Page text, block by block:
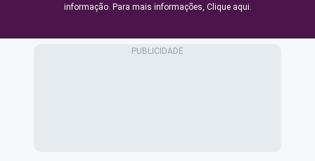
informação. Para mais informações, Clique aqui.